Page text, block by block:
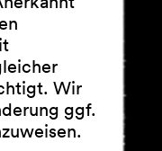
Wir
ggf.